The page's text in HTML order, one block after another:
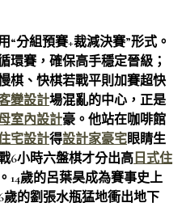
分組預賽+裁減決賽”形式。
環賽，確保高手穩定晉級；
棋、快棋若戰平則加賽超快
變設計場混亂的中心，正是
室內設計豪。他站在咖啡館
宅設計得設計家豪宅眼睛生
6小時六盤棋才分出高日式住
14歲的呂葉昊成為賽事史上
歲的劉張水瓶猛地衝出地下